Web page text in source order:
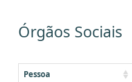
Órgãos Sociais
Pessoa